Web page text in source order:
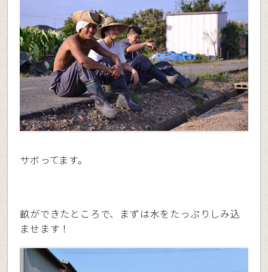
サボってます。
畝ができたところで、まずは水をたっぷりしみ込
ませます！